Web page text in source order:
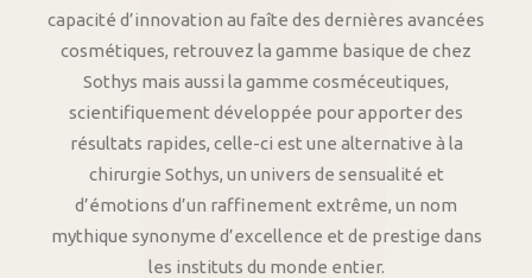
capacité d’innovation au faîte des dernières avancées
cosmétiques, retrouvez la gamme basique de chez
Sothys mais aussi la gamme cosméceutiques,
scientifiquement développée pour apporter des
résultats rapides, celle-ci est une alternative à la
chirurgie Sothys, un univers de sensualité et
d’émotions d’un raffinement extrême, un nom
mythique synonyme d’excellence et de prestige dans
les instituts du monde entier.